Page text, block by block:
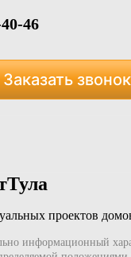
46
Заказать звонок
проектов
информационный